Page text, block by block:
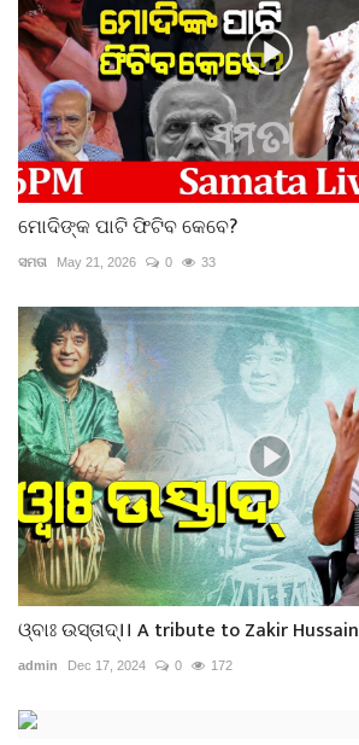
ମୋଦିଙ୍କ ପାଟି ଫିଟିବ କେବେ?
ସମତା May 21, 2026 0 33
ଓ୍ବାଃ ଉସ୍ତାଦ୍।।‌ A tribute to Zakir Hussain
admin Dec 17, 2024 0 172